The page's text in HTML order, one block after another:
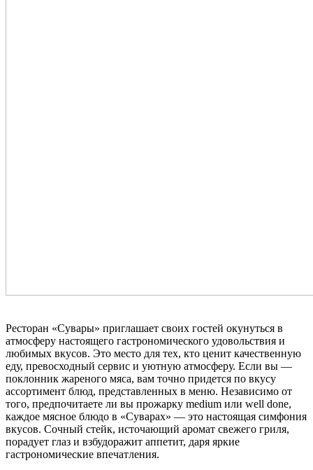
Ресторан «Сувары» приглашает своих гостей окунуться в
атмосферу настоящего гастрономического удовольствия и
любимых вкусов. Это место для тех, кто ценит качественную
еду, превосходный сервис и уютную атмосферу. Если вы —
поклонник жареного мяса, вам точно придется по вкусу
ассортимент блюд, представленных в меню. Независимо от
того, предпочитаете ли вы прожарку medium или well done,
каждое мясное блюдо в «Суварах» — это настоящая симфония
вкусов. Сочный стейк, источающий аромат свежего гриля,
порадует глаз и взбудоражит аппетит, даря яркие
гастрономические впечатления.